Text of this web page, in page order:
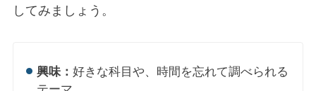
してみましょう。
興味：好きな科目や、時間を忘れて調べられる